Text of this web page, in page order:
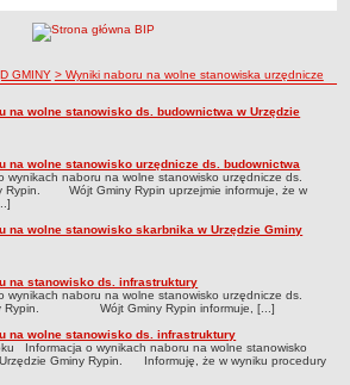
osobowych
GMINY > Wyniki naboru na wolne stanowiska urzędnicze
urzędnicze
urzędnicze
na wolne stanowisko ds. budownictwa w Urzędzie
na wolne stanowisko urzędnicze ds. budownictwa
wynikach naboru na wolne stanowisko urzędnicze ds.
Rypin. Wójt Gminy Rypin uprzejmie informuje, że w
na wolne stanowisko skarbnika w Urzędzie Gminy
na stanowisko ds. infrastruktury
wynikach naboru na wolne stanowisko urzędnicze ds.
Rypin. Wójt Gminy Rypin informuje, [...]
na wolne stanowisko ds. infrastruktury
Informacja o wynikach naboru na wolne stanowisko
Gminy Rypin. Informuję, że w wyniku procedury